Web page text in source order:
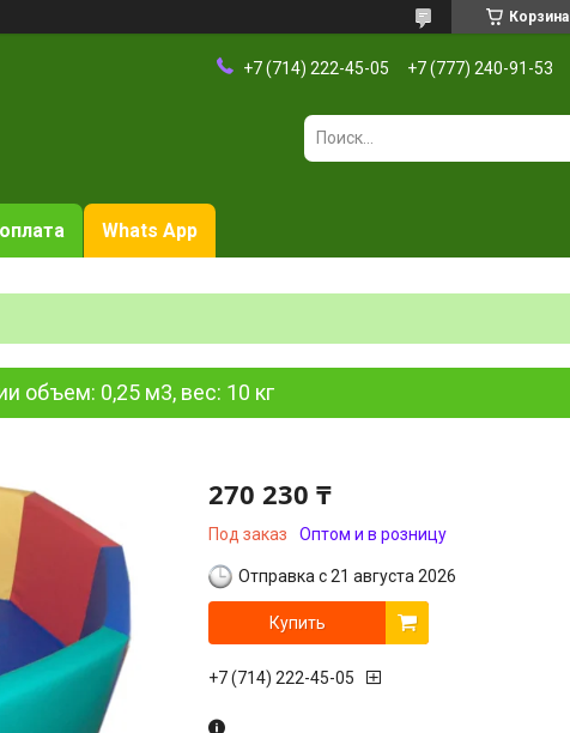
Корзина
+7 (714) 222-45-05 +7 (777) 240-91-53
Whats App
объем: 0,25 м3, вес: 10 кг
270 230 ₸
Под заказ Оптом и в розницу
Отправка с 21 августа 2026
Купить
+7 (714) 222-45-05